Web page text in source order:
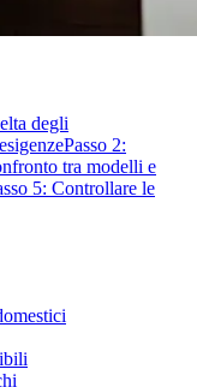
degli
Passo 2:
tra modelli e
5: Controllare le